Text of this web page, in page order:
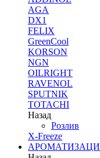
AGA
DX1
FELIX
GreenCool
KORSON
NGN
OILRIGHT
RAVENOL
SPUTNIK
TOTACHI
Назад
Розлив
X-Freeze